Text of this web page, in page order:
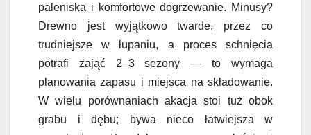
paleniska i komfortowe dogrzewanie. Minusy?
Drewno jest wyjątkowo twarde, przez co
trudniejsze w łupaniu, a proces schnięcia
potrafi zająć 2–3 sezony — to wymaga
planowania zapasu i miejsca na składowanie.
W wielu porównaniach akacja stoi tuż obok
grabu i dębu; bywa nieco łatwiejsza w